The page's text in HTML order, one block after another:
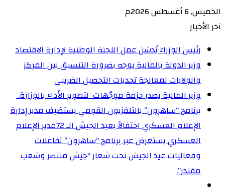
الخميس, 6 أغسطس 2026م
آخر الأخبار
رئيس الوزراء يُدشن عمل اللجنة الوطنية لإدارة الاقتصاد
وزير الدولة بالمالية يوجه بضرورة التنسيق بين المركز
والولايات لمعالجة تحديات التحصيل الضريبي‏
وزير المالية يصدر حزمة موجّهات لتطوير الأداء بالوزارة. ‏
برنامج “ساهرون” بالتلفزيون القومي يستضيف مدير إدارة
الإعلام العسكري احتفالاً بعيد الجيش الـ 72‏مدير الإعلام
العسكري يستعرض عبر برنامج “ساهرون” تفاعلات
وفعاليات عيد الجيش تحت شعار “جيش منتصر وشعب
مقتدر”.